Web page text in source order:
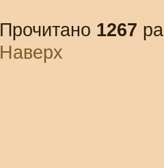
Прочитано 1267
Наверх